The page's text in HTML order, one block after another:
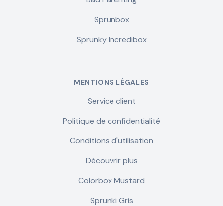
Sprunbox
Sprunky Incredibox
MENTIONS LÉGALES
Service client
Politique de confidentialité
Conditions d'utilisation
Découvrir plus
Colorbox Mustard
Sprunki Gris